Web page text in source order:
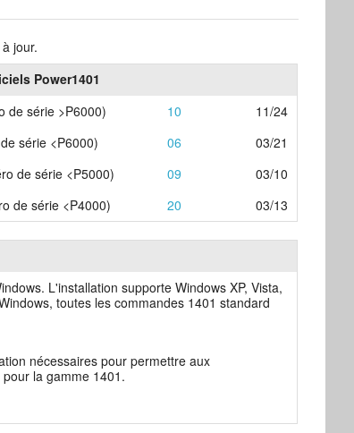
jour.
Power1401
de série >P6000) 10
11/24
série <P6000) 06
03/21
de série <P5000) 09
03/10
de série <P4000) 20 03/13
L'installation supporte Windows XP, Vista,
toutes les commandes 1401 standard
nécessaires pour permettre aux
la gamme 1401.